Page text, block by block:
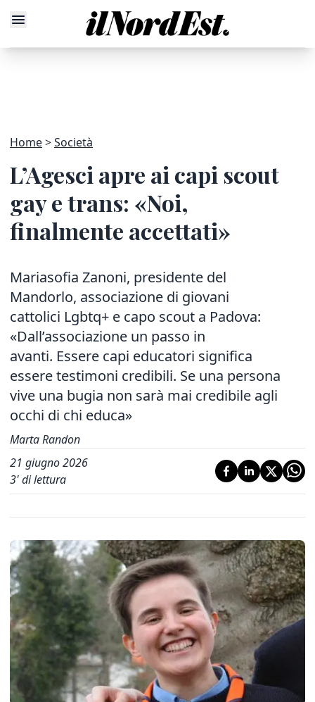
Home Società
L’Agesci apre ai capi scout
gay e trans: «Noi,
finalmente accettati»
Mariasofia Zanoni, presidente del
Mandorlo, associazione di giovani
cattolici Lgbtq+ e capo scout a Padova:
«Dall’associazione un passo in
avanti. Essere capi educatori significa
essere testimoni credibili. Se una persona
vive una bugia non sarà mai credibile agli
occhi di chi educa»
Marta Randon
21 giugno 2026
3' di lettura